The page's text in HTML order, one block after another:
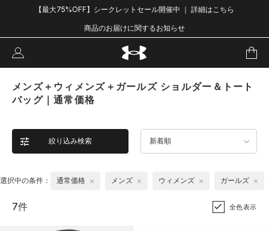
【最大75%OFF】シークレットセール開催中 ｜ 詳細はこちら
商品のお届けに関するお知らせ
メンズ＋ウィメンズ＋ガールズ ショルダー＆トート
バッグ｜通常価格
絞り込み検索 新着順
選択中の条件： 通常価格 メンズ ウィメンズ ガールズ
7件 全色表示